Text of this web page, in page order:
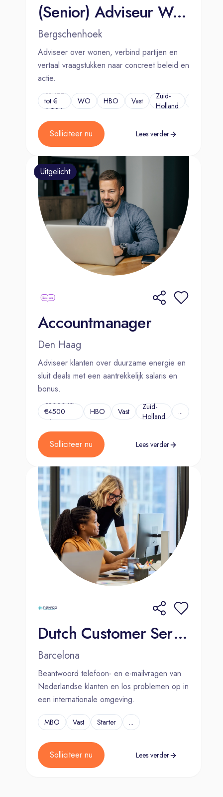
(Senior) Adviseur Wonen
Bergschenhoek
Adviseer over wonen, verbind partijen en
vertaal vraagstukken naar concreet beleid en
actie.
€5.122
tot €
6.924
WO HBO Vast
Zuid-
Holland
Solliciteer nu Lees verder
Uitgelicht
Accountmanager
Den Haag
Adviseer klanten over duurzame energie en
sluit deals met een aantrekkelijk salaris en
bonus.
€3000 tot
€4500
p/m
HBO Vast
Zuid-
Holland
...
Solliciteer nu Lees verder
Dutch Customer Service Agent | Barcelona | Hybrid
Barcelona
Beantwoord telefoon- en e-mailvragen van
Nederlandse klanten en los problemen op in
een internationale omgeving.
MBO Vast Starter ...
Solliciteer nu Lees verder